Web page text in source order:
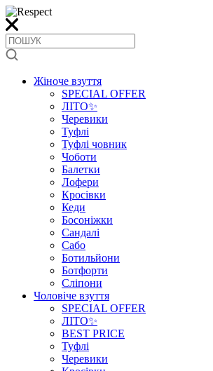
Жіноче взуття
SPECIAL OFFER
ЛІТО✨
Черевики
Туфлі
Туфлі човник
Чоботи
Балетки
Лофери
Кросівки
Кеди
Босоніжки
Сандалі
Сабо
Ботильйони
Ботфорти
Сліпони
Чоловіче взуття
SPECIAL OFFER
ЛІТО✨
BEST PRICE
Туфлі
Черевики